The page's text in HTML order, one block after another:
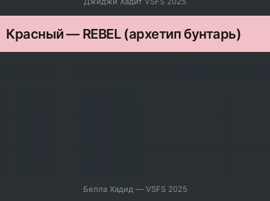
Красный — REBEL (архетип бунтарь)
Белла Хадид — VSFS 2025